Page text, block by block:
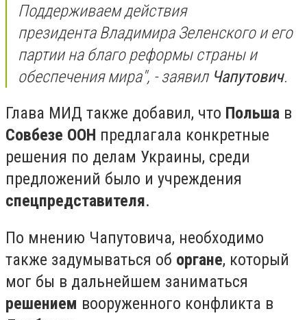
Поддерживаем действия
президента Владимира Зеленского и его
партии на благо реформы страны и
обеспечения мира", - заявил Чапутович.
Глава МИД также добавил, что Польша в
Совбезе ООН предлагала конкретные
решения по делам Украины, среди
предложений было и учреждения
спецпредставителя.
По мнению Чапутовича, необходимо
также задумываться об органе, который
мог бы в дальнейшем заниматься
решением вооруженного конфликта в